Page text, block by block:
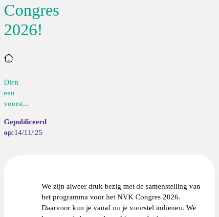
Congres
2026!
Home
Dien
een
voorst...
14/11/'25
We zijn alweer druk bezig met de samenstelling van
het programma voor het NVK Congres 2026.
Daarvoor kun je vanaf nu je voorstel indienen. We